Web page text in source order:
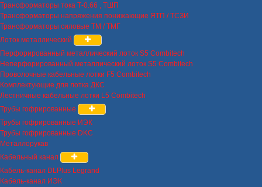
Трансформаторы тока Т-0.66 , ТШП
Трансформаторы напряжения понижающие ЯТП / ТСЗИ
Трансформаторы силовые ТМ / ТМГ
Лоток металлический
Перфорированный металлический лоток S5 Combitech
Неперфорированный металлический лоток S5 Combitech
Проволочные кабельные лотки F5 Combitech
Комплектующие для лотка ДКС
Лестничные кабельные лотки L5 Combitech
Трубы гофрированные
Трубы гофрированные ИЭК
Трубы гофрированные DKC
Металлорукав
Кабельный канал
Кабель-канал DLPlus Legrand
Кабель-канал ИЭК